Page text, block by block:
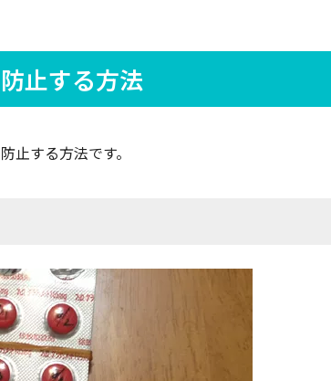
止する方法
止する方法です。